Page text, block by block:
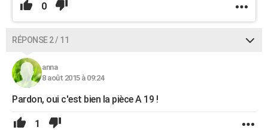
0
RÉPONSE 2 / 11
anna
8 août 2015 à 09:24
Pardon, oui c'est bien la pièce A 19 !
1